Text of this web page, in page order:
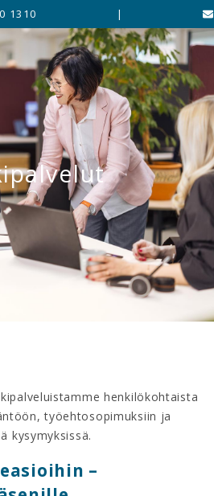
1310 |
henkilökohtaista
työehtosopimuksiin ja
kysymyksissä.
–